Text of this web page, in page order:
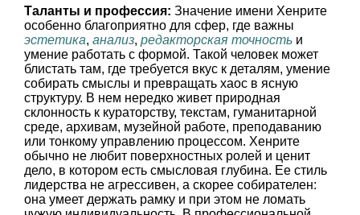
Таланты и профессия: Значение имени Хенрите
особенно благоприятно для сфер, где важны
эстетика, анализ, редакторская точность и
умение работать с формой. Такой человек может
блистать там, где требуется вкус к деталям, умение
собирать смыслы и превращать хаос в ясную
структуру. В нем нередко живет природная
склонность к кураторству, текстам, гуманитарной
среде, архивам, музейной работе, преподаванию
или тонкому управлению процессом. Хенрите
обычно не любит поверхностных ролей и ценит
дело, в котором есть смысловая глубина. Ее стиль
лидерства не агрессивен, а скорее собирателен:
она умеет держать рамку и при этом не ломать